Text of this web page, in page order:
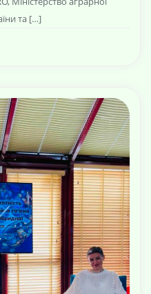
та […]